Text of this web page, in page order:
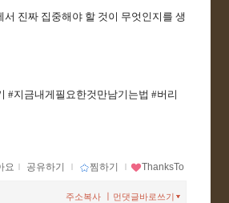
진짜 집중해야 할 것이 무엇인지를 생
#지금내게필요한것만남기는법 #버리
요 ｌ 공유하기 ｌ 찜하기 ｌ ThanksTo
먼댓글바로쓰기
주소복사